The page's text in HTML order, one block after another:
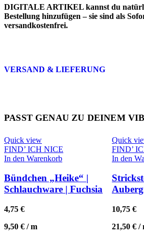
DIGITALE ARTIKEL kannst du
Bestellung hinzufügen – sie sind als
versandkostenfrei.
VERSAND & LIEFERUNG
PASST GENAU ZU DEINEM
Quick view
FIND’ ICH NICE
In den Warenkorb
Bündchen „Heike“ |
Schlauchware | Fuchsia
4,75 €
9,50 € /m
Quick
FIND’
In den
10,75 €
21,50 € /